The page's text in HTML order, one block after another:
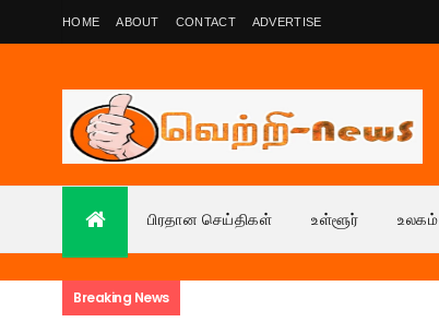
HOME ABOUT CONTACT ADVERTISE
பிரதான செய்திகள் உள்ளூர் உலகம்
Breaking News